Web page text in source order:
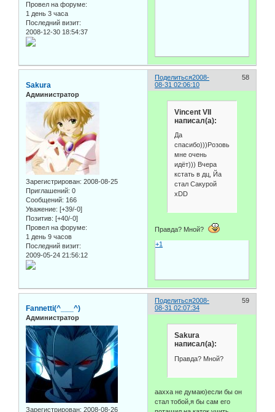
Провел на форуме:
1 день 3 часа
Последний визит:
2008-12-30 18:54:37
Поделиться 58
2008-
08-31 02:06:10
Sakura
Администратор
Зарегистрирован: 2008-08-25
Приглашений: 0
Сообщений: 166
Уважение: [+39/-0]
Позитив: [+40/-0]
Провел на форуме:
1 день 9 часов
Последний визит:
2009-05-24 21:56:12
Vincent VII
написал(а):
Да
спасибо)))Розовый
мне очень
идёт))) Вчера
кстать в дц, Йа
стал Сакурой
xDD
Правда? Мной?
+1
Поделиться 59
2008-
08-31 02:07:34
Fannetti(^___^)
Администратор
Зарегистрирован: 2008-08-26
Sakura
написал(а):
Правда? Мной?
аахха не думаю)если бы он
стал тобой,я бы сам его